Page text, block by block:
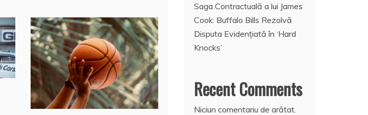
Saga Contractuală a lui James
Cook: Buffalo Bills Rezolvă
Disputa Evidențiată în ‘Hard
Knocks’
Recent Comments
Niciun comentariu de arătat.